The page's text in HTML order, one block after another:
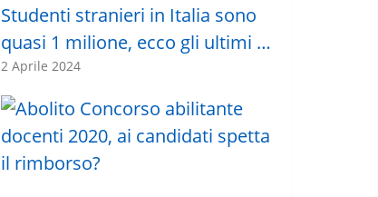
Studenti stranieri in Italia sono
quasi 1 milione, ecco gli ultimi …
2 Aprile 2024